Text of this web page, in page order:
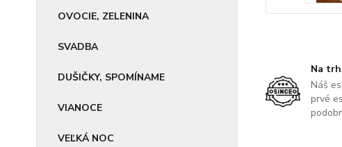
OVOCIE, ZELENINA
SVADBA
DUŠIČKY, SPOMÍNAME
VIANOCE
VEĽKÁ NOC
Na
Náš
prvé